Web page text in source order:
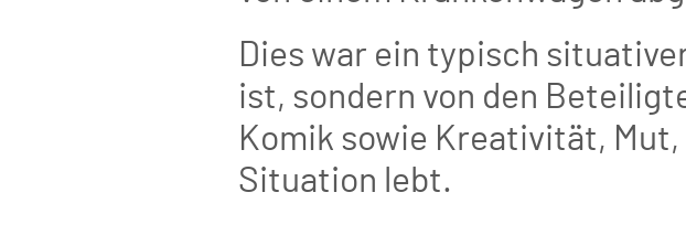
Dies war ein typisch
ist, sondern von den
Komik sowie Kreativität,
Situation lebt.